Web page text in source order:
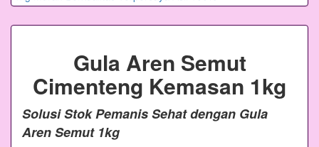
Gula Aren Semut
Cimenteng Kemasan 1kg
Solusi Stok Pemanis Sehat dengan Gula
Aren Semut 1kg